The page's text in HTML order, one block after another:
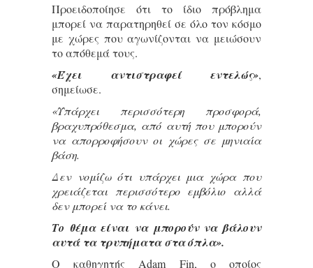
Προειδοποίησε ότι το ίδιο πρόβλημα
μπορεί να παρατηρηθεί σε όλο τον κόσμο
με χώρες που αγωνίζονται να μειώσουν
το απόθεμά τους.
«Έχει αντιστραφεί εντελώς»,
σημείωσε.
«Υπάρχει περισσότερη προσφορά,
βραχυπρόθεσμα, από αυτή που μπορούν
να απορροφήσουν οι χώρες σε μηνιαία
βάση.
Δεν νομίζω ότι υπάρχει μια χώρα που
χρειάζεται περισσότερο εμβόλιο αλλά
δεν μπορεί να το κάνει.
Το θέμα είναι να μπορούν να βάλουν
αυτά τα τρυπήματα στα όπλα».
Ο καθηγητής Adam Fin, ο οποίος